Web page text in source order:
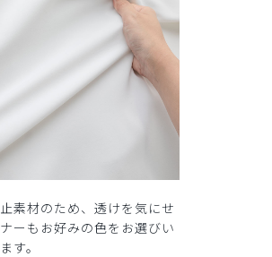
素材のため、透けを気にせ
ーもお好みの色をお選びい
す。